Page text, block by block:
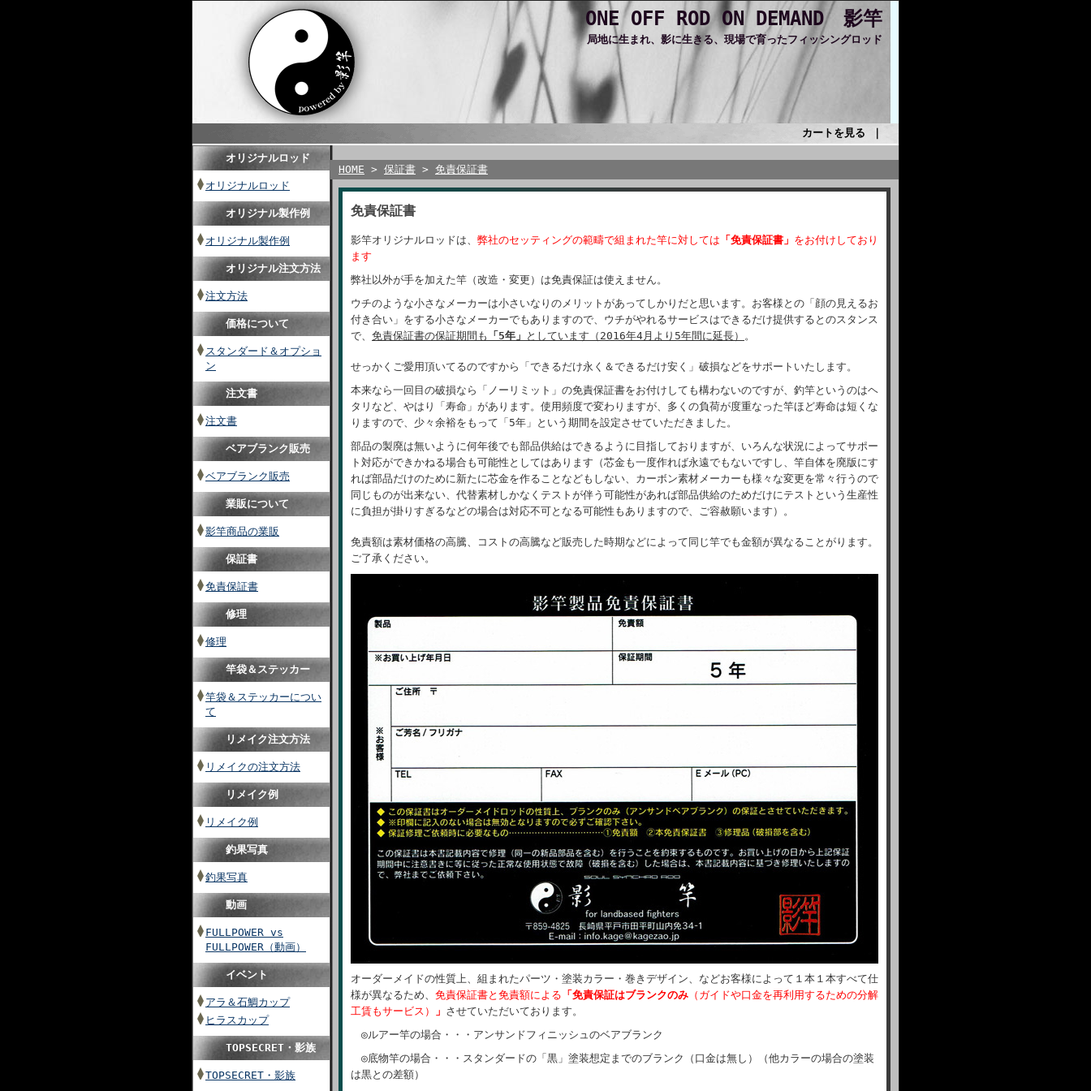
ONE OFF ROD ON DEMAND 影竿
局地に生まれ、影に生きる、現場で育ったフィッシングロッド
カートを見る
オリジナルロッド
オリジナルロッド
オリジナル製作例
オリジナル製作例
オリジナル注文方法
注文方法
価格について
スタンダード＆オプショ
ン
注文書
注文書
ベアブランク販売
ベアブランク販売
業販について
影竿商品の業販
保証書
免責保証書
修理
修理
竿袋＆ステッカー
竿袋＆ステッカーについ
て
リメイク注文方法
リメイクの注文方法
リメイク例
リメイク例
釣果写真
釣果写真
動画
FULLPOWER vs
FULLPOWER（動画）
イベント
アラ＆石鯛カップ
ヒラスカップ
TOPSECRET・影族
TOPSECRET・影族
HOME > 保証書 > 免責保証書
免責保証書
影竿オリジナルロッドは、 弊社のセッティングの範疇で組まれた竿に対しては 「免責保証書」 をお付けしており
ます
弊社以外が手を加えた竿（改造・変更）は免責保証は使えません。
ウチのような小さなメーカーは小さいなりのメリットがあってしかりだと思います。お客様との「顔の見えるお
付き合い」をする小さなメーカーでもありますので、ウチがやれるサービスはできるだけ提供するとのスタンス
で、 免責保証書の保証期間も 「5年」 としています（2016年4月より5年間に延長） 。
せっかくご愛用頂いてるのですから「できるだけ永く＆できるだけ安く」破損などをサポートいたします。
本来なら一回目の破損なら「ノーリミット」の免責保証書をお付けしても構わないのですが、釣竿というのはヘ
タリなど、やはり「寿命」があります。使用頻度で変わりますが、多くの負荷が度重なった竿ほど寿命は短くな
りますので、少々余裕をもって「5年」という期間を設定させていただきました。
部品の製廃は無いように何年後でも部品供給はできるように目指しておりますが、いろんな状況によってサポー
ト対応ができかねる場合も可能性としてはあります（芯金も一度作れば永遠でもないですし、竿自体を廃版にす
れば部品だけのために新たに芯金を作ることなどもしない、カーボン素材メーカーも様々な変更を常々行うので
同じものが出来ない、代替素材しかなくテストが伴う可能性があれば部品供給のためだけにテストという生産性
に負担が掛りすぎるなどの場合は対応不可となる可能性もありますので、ご容赦願います）。
免責額は素材価格の高騰、コストの高騰など販売した時期などによって同じ竿でも金額が異なることがります。
ご了承ください。
オーダーメイドの性質上、組まれたパーツ・塗装カラー・巻きデザイン、などお客様によって１本１本すべて仕
様が異なるため、 免責保証書と免責額による 「免責保証はブランクのみ （ガイドや口金を再利用するための分解
工賃もサービス）
」 させていただいております。
◎ルアー竿の場合・・・アンサンドフィニッシュのベアブランク
◎底物竿の場合・・・スタンダードの「黒」塗装想定までのブランク（口金は無し）（他カラーの場合の塗装
は黒との差額）